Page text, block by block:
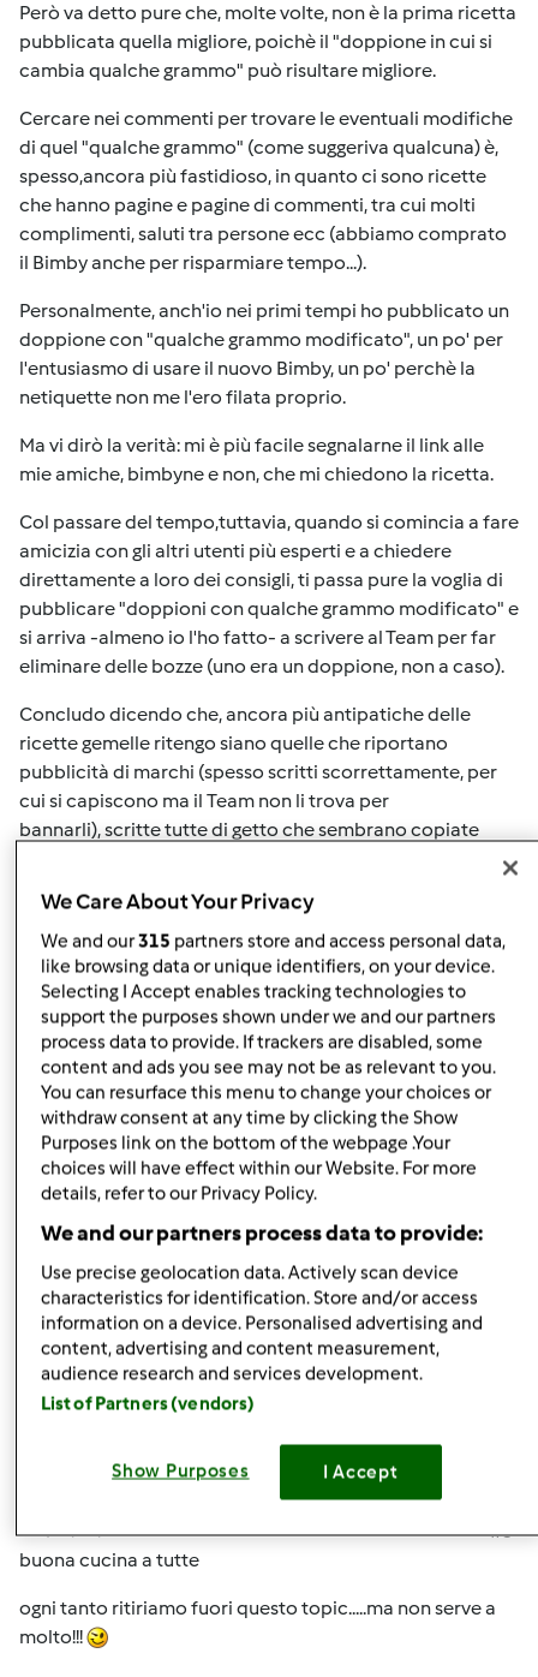
Però va detto pure che, molte volte, non è la prima ricetta
pubblicata quella migliore, poichè il "doppione in cui si
cambia qualche grammo" può risultare migliore.
Cercare nei commenti per trovare le eventuali modifiche
di quel "qualche grammo" (come suggeriva qualcuna) è,
spesso,ancora più fastidioso, in quanto ci sono ricette
che hanno pagine e pagine di commenti, tra cui molti
complimenti, saluti tra persone ecc (abbiamo comprato
il Bimby anche per risparmiare tempo...).
Personalmente, anch'io nei primi tempi ho pubblicato un
doppione con "qualche grammo modificato", un po' per
l'entusiasmo di usare il nuovo Bimby, un po' perchè la
netiquette non me l'ero filata proprio.
Ma vi dirò la verità: mi è più facile segnalarne il link alle
mie amiche, bimbyne e non, che mi chiedono la ricetta.
Col passare del tempo,tuttavia, quando si comincia a fare
amicizia con gli altri utenti più esperti e a chiedere
direttamente a loro dei consigli, ti passa pure la voglia di
pubblicare "doppioni con qualche grammo modificato" e
si arriva -almeno io l'ho fatto- a scrivere al Team per far
eliminare delle bozze (uno era un doppione, non a caso).
Concludo dicendo che, ancora più antipatiche delle
ricette gemelle ritengo siano quelle che riportano
pubblicità di marchi (spesso scritti scorrettamente, per
cui si capiscono ma il Team non li trova per
bannarli), scritte tutte di getto che sembrano copiate
sgrammaticate e senza punteggiatura), quelle copiate da
web (foto comprese) senza essere adattate al Bimby e
quelle stellate solo per amicizia.
Un saluto a tutte e buona cucina
Accedio registratiper poter commentare
Anonimo (non verificato)
Gio, 02/20/2014 - 20:14
#3
buona cucina a tutte
ogni tanto ritiriamo fuori questo topic.....ma non serve a
molto!!!
We Care About Your Privacy
We and our315 partners store and access personal data,
like browsing data or unique identifiers, on your device.
Selecting I Accept enables tracking technologies to
support the purposes shown under we and our partners
process data to provide. If trackers are disabled, some
content and ads you see may not be as relevant to you.
You can resurface this menu to change your choices or
withdraw consent at any time by clicking the Show
Purposes link on the bottom of the webpage .Your
choices will have effect within our Website. For more
details, refer to our Privacy Policy.
We and our partners process data to provide:
Use precise geolocation data. Actively scan device
characteristics for identification. Store and/or access
information on a device. Personalised advertising and
content, advertising and content measurement,
audience research and services development.
List of Partners (vendors)
Show Purposes I Accept